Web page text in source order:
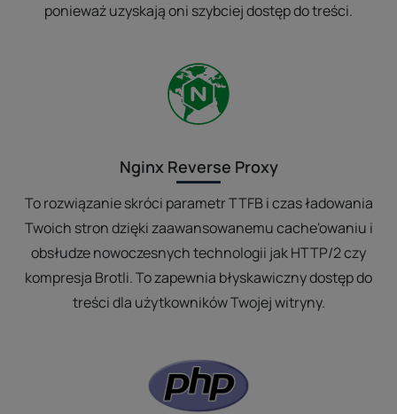
ponieważ uzyskają oni szybciej dostęp do treści.
Nginx Reverse Proxy
To rozwiązanie skróci parametr TTFB i czas ładowania
Twoich stron dzięki zaawansowanemu cache'owaniu i
obsłudze nowoczesnych technologii jak HTTP/2 czy
kompresja Brotli. To zapewnia błyskawiczny dostęp do
treści dla użytkowników Twojej witryny.